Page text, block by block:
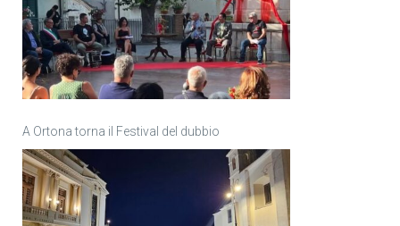
A Ortona torna il Festival del dubbio